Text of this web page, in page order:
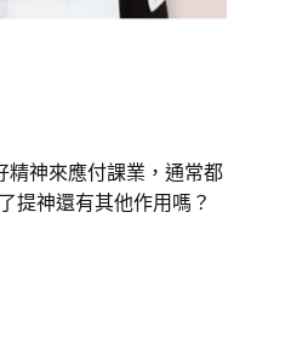
精神來應付課業，通常都
提神還有其他作用嗎？